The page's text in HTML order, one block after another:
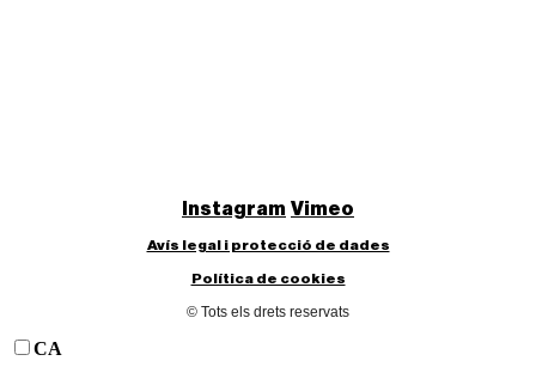
Instagram Vimeo
Avís legal i protecció de dades
Política de cookies
© Tots els drets reservats
CA